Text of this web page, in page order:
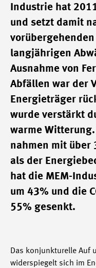
Industrie hat
und setzt damit
langjährigen
Ausnahme von
Abfällen war der
Energieträger
wurde verstärkt
warme Witterung.
nahmen mit über
als der
hat die MEM-
um 43% und die
55% gesenkt.
Das konjunkturelle Auf
widerspiegelt sich im